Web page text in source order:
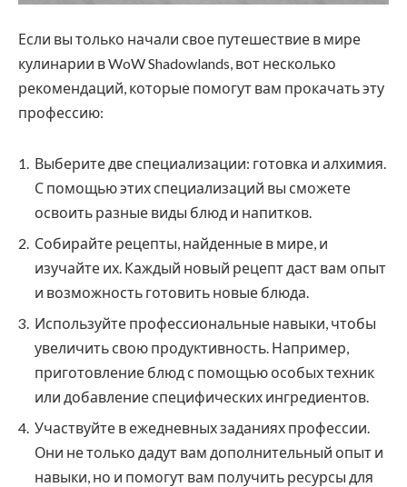
Если вы только начали свое путешествие в мире
кулинарии в WoW Shadowlands, вот несколько
рекомендаций, которые помогут вам прокачать эту
профессию:
Выберите две специализации: готовка и алхимия.
С помощью этих специализаций вы сможете
освоить разные виды блюд и напитков.
Собирайте рецепты, найденные в мире, и
изучайте их. Каждый новый рецепт даст вам опыт
и возможность готовить новые блюда.
Используйте профессиональные навыки, чтобы
увеличить свою продуктивность. Например,
приготовление блюд с помощью особых техник
или добавление специфических ингредиентов.
Участвуйте в ежедневных заданиях профессии.
Они не только дадут вам дополнительный опыт и
навыки, но и помогут вам получить ресурсы для